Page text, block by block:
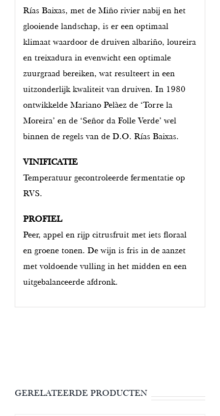
Rías Baixas, met de Miño rivier nabij en het
glooiende landschap, is er een optimaal
klimaat waardoor de druiven albariño, loureira
en treixadura in evenwicht een optimale
zuurgraad bereiken, wat resulteert in een
uitzonderlijk kwaliteit van druiven. In 1980
ontwikkelde Mariano Pelàez de ‘Torre la
Moreira’ en de ‘Señor da Folle Verde’ wel
binnen de regels van de D.O. Rías Baixas.
VINIFICATIE
Temperatuur gecontroleerde fermentatie op
RVS.
PROFIEL
Peer, appel en rijp citrusfruit met iets floraal
en groene tonen. De wijn is fris in de aanzet
met voldoende vulling in het midden en een
uitgebalanceerde afdronk.
GERELATEERDE PRODUCTEN